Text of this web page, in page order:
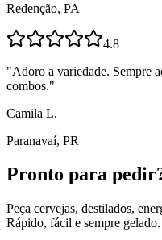
Redenção, PA
4.8
"Adoro a variedade. Sempre
combos."
Camila L.
Paranavaí, PR
Pronto para
Peça cervejas, destilados,
Rápido, fácil e sempre gelado.